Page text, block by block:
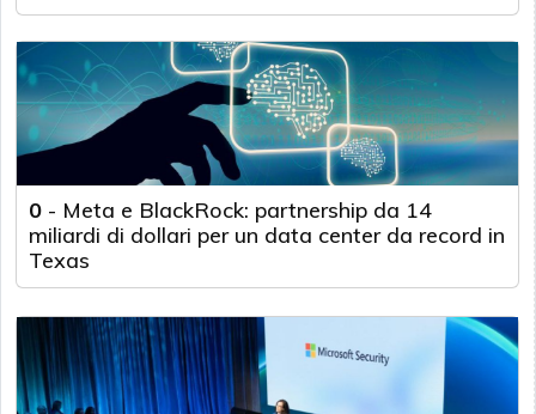
0 - Meta e BlackRock: partnership da 14
miliardi di dollari per un data center da record in
Texas